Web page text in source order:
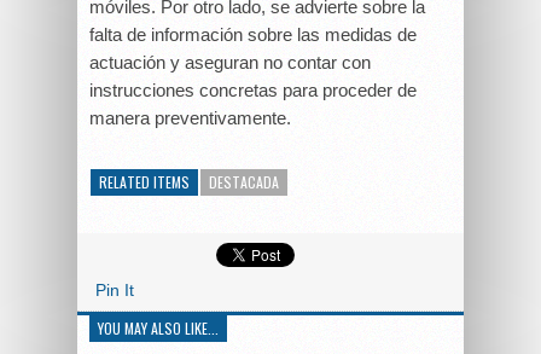
móviles. Por otro lado, se advierte sobre la
falta de información sobre las medidas de
actuación y aseguran no contar con
instrucciones concretas para proceder de
manera preventivamente.
RELATED ITEMS DESTACADA
Pin It
YOU MAY ALSO LIKE...